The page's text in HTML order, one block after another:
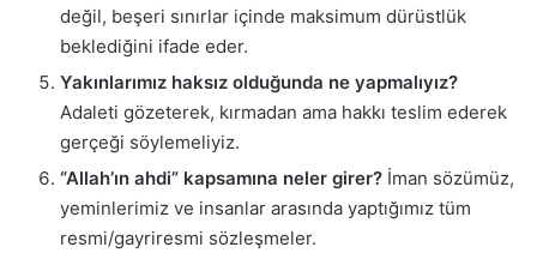
değil, beşeri sınırlar içinde maksimum dürüstlük
beklediğini ifade eder.
Yakınlarımız haksız olduğunda ne yapmalıyız?
Adaleti gözeterek, kırmadan ama hakkı teslim ederek
gerçeği söylemeliyiz.
“Allah’ın ahdi” kapsamına neler girer? İman sözümüz,
yeminlerimiz ve insanlar arasında yaptığımız tüm
resmi/gayriresmi sözleşmeler.